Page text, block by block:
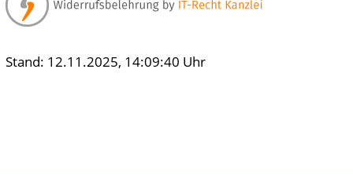
Stand: 12.11.2025, 14:09:40 Uhr